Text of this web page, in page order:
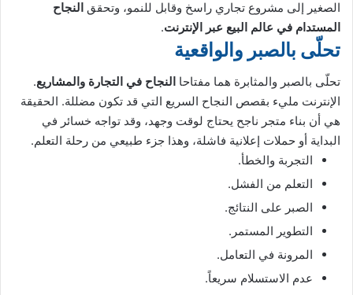
الصغير إلى مشروع تجاري راسخ وقابل للنمو، وتحقق النجاح
المستدام في عالم البيع عبر الإنترنت.
تحلّى بالصبر والواقعية
تحلّى بالصبر والمثابرة هما مفتاحا النجاح في التجارة والمشاريع.
الإنترنت مليء بقصص النجاح السريع التي قد تكون مضللة. الحقيقة
هي أن بناء متجر ناجح يحتاج لوقت وجهد، وقد تواجه خسائر في
البداية أو حملات إعلانية فاشلة، وهذا جزء طبيعي من رحلة التعلم.
التجربة والخطأ.
التعلم من الفشل.
الصبر على النتائج.
التطوير المستمر.
المرونة في التعامل.
عدم الاستسلام سريعاً.